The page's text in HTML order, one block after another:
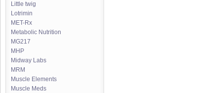
Little twig
Lotrimin
MET-Rx
Metabolic Nutrition
MG217
MHP
Midway Labs
MRM
Muscle Elements
Muscle Meds